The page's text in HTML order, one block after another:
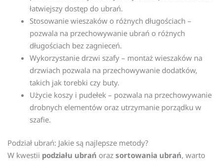
łatwiejszy dostęp do ubrań.
Stosowanie wieszaków o różnych długościach –
pozwala na przechowywanie ubrań o różnych
długościach bez zagnieceń.
Wykorzystanie drzwi szafy – montaż wieszaków na
drzwiach pozwala na przechowywanie dodatków,
takich jak torebki czy buty.
Użycie koszy i pudełek – pozwala na przechowywanie
drobnych elementów oraz utrzymanie porządku w
szafie.
Podział ubrań: Jakie są najlepsze metody?
W kwestii podziału ubrań oraz sortowania ubrań, warto